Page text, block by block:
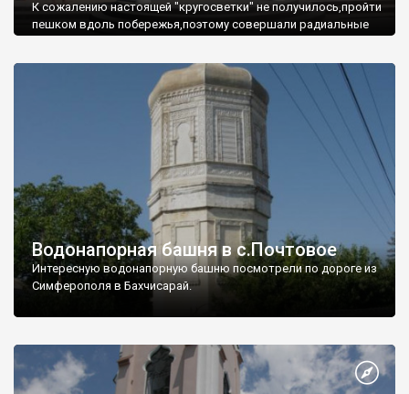
К сожалению настоящей "кругосветки" не получилось,пройти
пешком вдоль побережья,поэтому совершали радиальные
Водонапорная башня в с.Почтовое
Интересную водонапорную башню посмотрели по дороге из
Симферополя в Бахчисарай.